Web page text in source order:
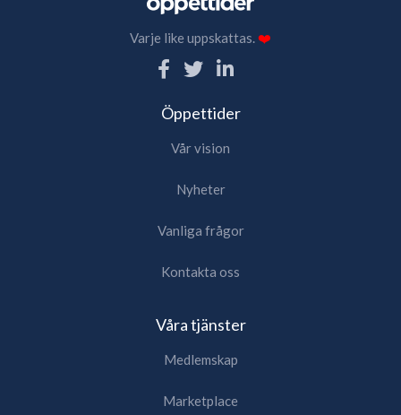
Varje like uppskattas.❤️
Öppettider
Vår vision
Nyheter
Vanliga frågor
Kontakta oss
Våra tjänster
Medlemskap
Marketplace